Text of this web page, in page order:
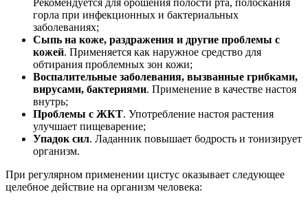
горла при инфекционных и бактериальных
заболеваниях;
Сыпь на коже, раздражения и другие проблемы с
кожей. Применяется как наружное средство для
обтирания проблемных зон кожи;
Воспалительные заболевания, вызванные грибками,
вирусами, бактериями. Применение в качестве настоя
внутрь;
Проблемы с ЖКТ. Употребление настоя растения
улучшает пищеварение;
Упадок сил. Ладанник повышает бодрость и тонизирует
организм.
При регулярном применении цистус оказывает следующее
целебное действие на организм человека: